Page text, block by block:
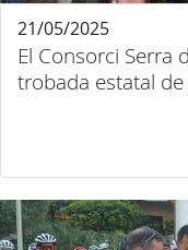
El Consorci Serra
trobada estatal
21/05/2025